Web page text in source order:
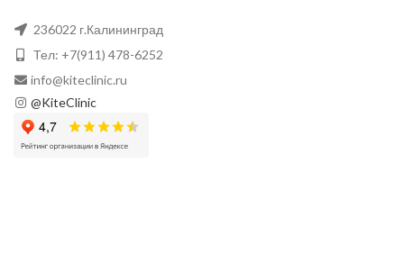
236022 г.Калининград
Тел: +7(911) 478-6252
info@kiteclinic.ru
@KiteClinic